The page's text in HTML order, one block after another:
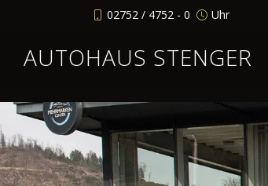
02752 / 4752 - 0 Uhr
AUTOHAUS STENGER